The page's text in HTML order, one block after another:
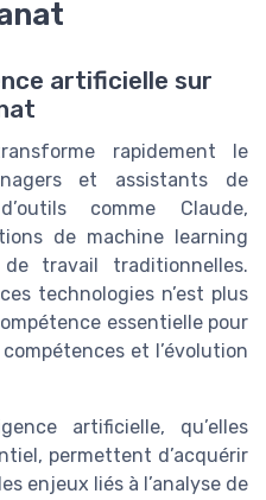
artificielle sur
rapidement le
et assistants de
comme Claude,
de machine learning
travail traditionnelles.
technologies n’est plus
essentielle pour
et l’évolution
artificielle, qu’elles
permettent d’acquérir
enjeux liés à l’analyse de